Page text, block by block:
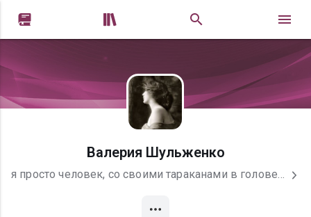
 
Валерия Шульженко
я просто человек, со своими тараканами в голове)))...